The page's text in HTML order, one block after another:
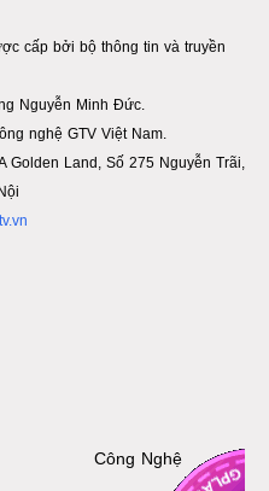
cấp bởi bộ thông tin và truyền
Nguyễn Minh Đức.
nghệ GTV Việt Nam.
Land, Số 275 Nguyễn Trãi,
Công Nghệ